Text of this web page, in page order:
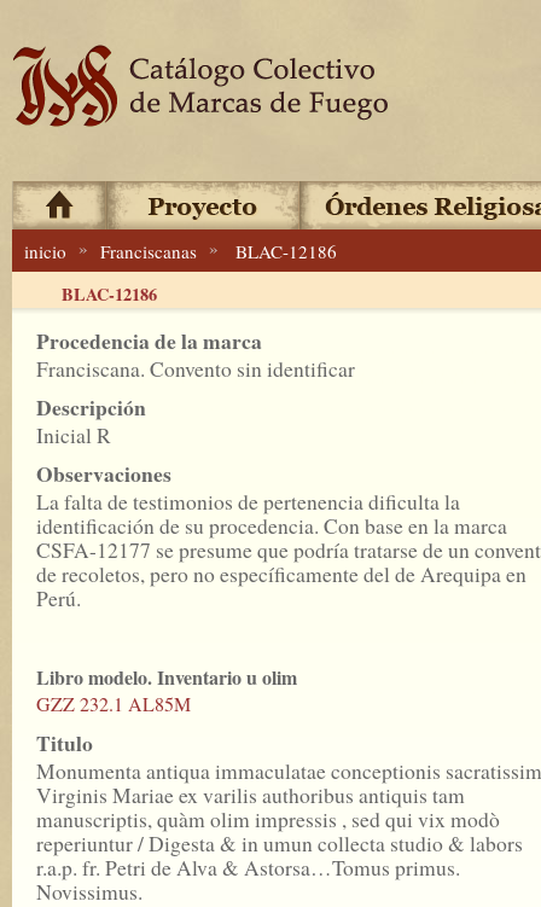
inicio » Franciscanas » BLAC-12186
BLAC-12186
Procedencia de la marca
Franciscana. Convento sin identificar
Descripción
Inicial R
Observaciones
La falta de testimonios de pertenencia dificulta la
identificación de su procedencia. Con base en la marca
CSFA-12177 se presume que podría tratarse de un
de recoletos, pero no específicamente del de Arequipa en
Perú.
Libro modelo. Inventario u olim
GZZ 232.1 AL85M
Titulo
Monumenta antiqua immaculatae conceptionis
Virginis Mariae ex varilis authoribus antiquis tam
manuscriptis, quàm olim impressis , sed qui vix modò
reperiuntur / Digesta & in umun collecta studio & labors
r.a.p. fr. Petri de Alva & Astorsa…Tomus primus.
Novissimus.